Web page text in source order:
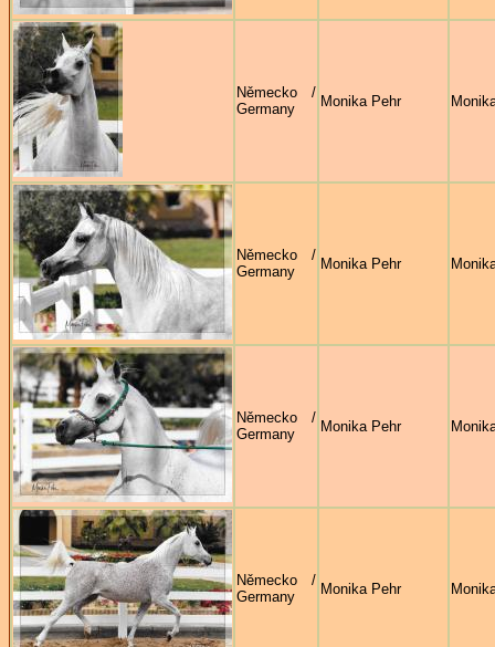
Německo /
Germany
Monika Pehr
Německo /
Germany
Monika Pehr
Německo /
Germany
Monika Pehr
Německo /
Germany
Monika Pehr